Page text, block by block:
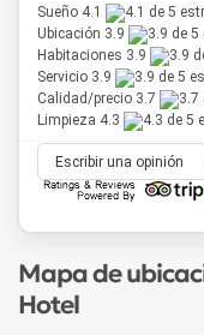
Sueño 4.1
Ubicación 3.9
Habitaciones 3.9
Servicio 3.9
Calidad/precio 3.7
Limpieza 4.3
Escribir una opinión
Mapa de
Hotel